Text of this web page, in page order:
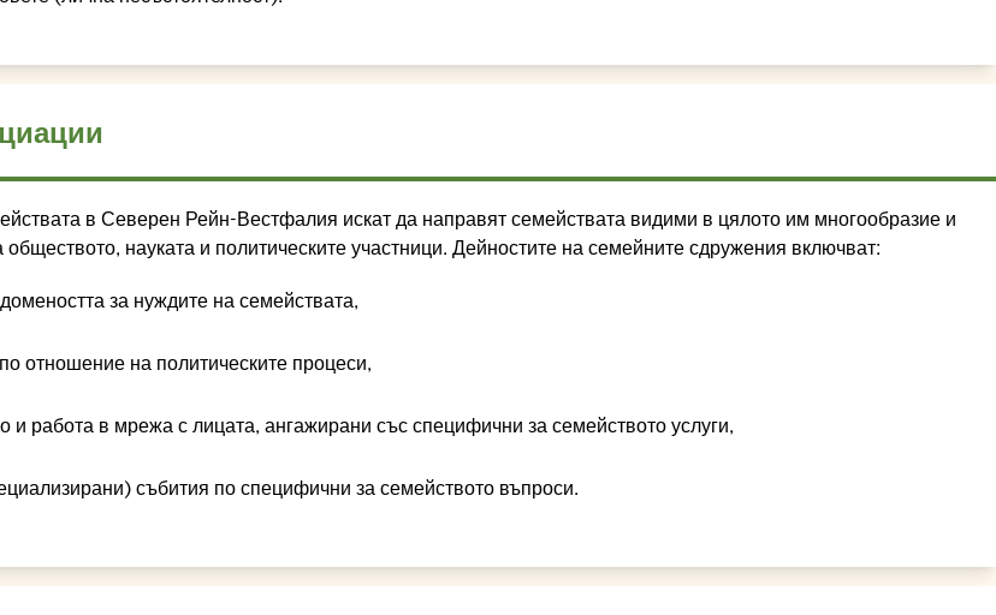
в Северен Рейн-Вестфалия искат да направят семействата видими в цялото им многообразие и
обществото, науката и политическите участници. Дейностите на семейните сдружения включват:
за нуждите на семействата,
отношение на политическите процеси,
и работа в мрежа с лицата, ангажирани със специфични за семейството услуги,
събития по специфични за семейството въпроси.